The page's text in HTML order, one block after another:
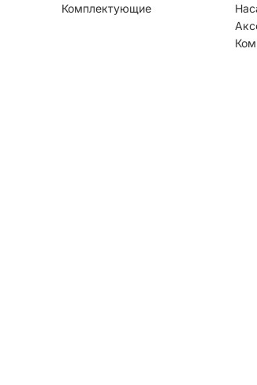
Комплектующие